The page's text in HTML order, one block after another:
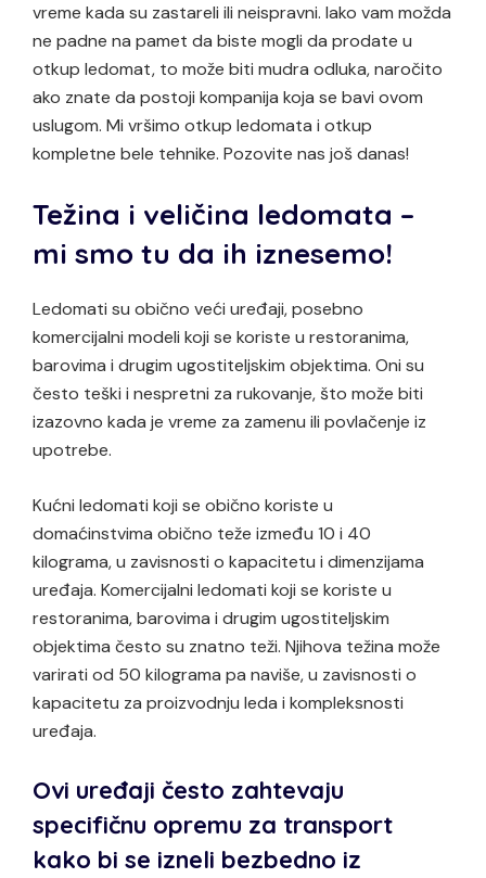
vreme kada su zastareli ili neispravni. Iako vam možda
ne padne na pamet da biste mogli da prodate u
otkup ledomat, to može biti mudra odluka, naročito
ako znate da postoji kompanija koja se bavi ovom
uslugom. Mi vršimo otkup ledomata i otkup
kompletne bele tehnike. Pozovite nas još danas!
Težina i veličina ledomata –
mi smo tu da ih iznesemo!
Ledomati su obično veći uređaji, posebno
komercijalni modeli koji se koriste u restoranima,
barovima i drugim ugostiteljskim objektima. Oni su
često teški i nespretni za rukovanje, što može biti
izazovno kada je vreme za zamenu ili povlačenje iz
upotrebe.
Kućni ledomati koji se obično koriste u
domaćinstvima obično teže između 10 i 40
kilograma, u zavisnosti o kapacitetu i dimenzijama
uređaja. Komercijalni ledomati koji se koriste u
restoranima, barovima i drugim ugostiteljskim
objektima često su znatno teži. Njihova težina može
varirati od 50 kilograma pa naviše, u zavisnosti o
kapacitetu za proizvodnju leda i kompleksnosti
uređaja.
Ovi uređaji često zahtevaju
specifičnu opremu za transport
kako bi se izneli bezbedno iz